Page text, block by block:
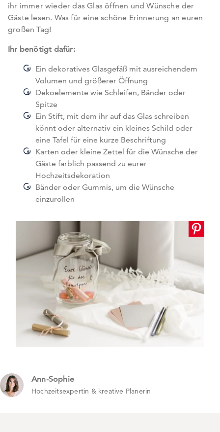
ihr immer wieder das Glas öffnen und Wünsche der
Gäste lesen. Was für eine schöne Erinnerung an euren
großen Tag!
Ihr benötigt dafür:
Ein dekoratives Glasgefäß mit ausreichendem
Volumen und größerer Öffnung
Dekoelemente wie Schleifen, Bänder oder
Spitze
Ein Stift, mit dem ihr auf das Glas schreiben
könnt oder alternativ ein kleines Schild oder
eine Tafel für eine kurze Beschriftung
Karten oder kleine Zettel für die Wünsche der
Gäste farblich passend zu eurer
Hochzeitsdekoration
Bänder oder Gummis, um die Wünsche
einzurollen
Ann-Sophie
Hochzeitsexpertin & kreative Planerin